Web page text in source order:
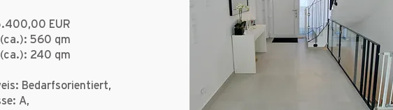
EUR
560 qm
240 qm
Bedarfsorientiert,
A,